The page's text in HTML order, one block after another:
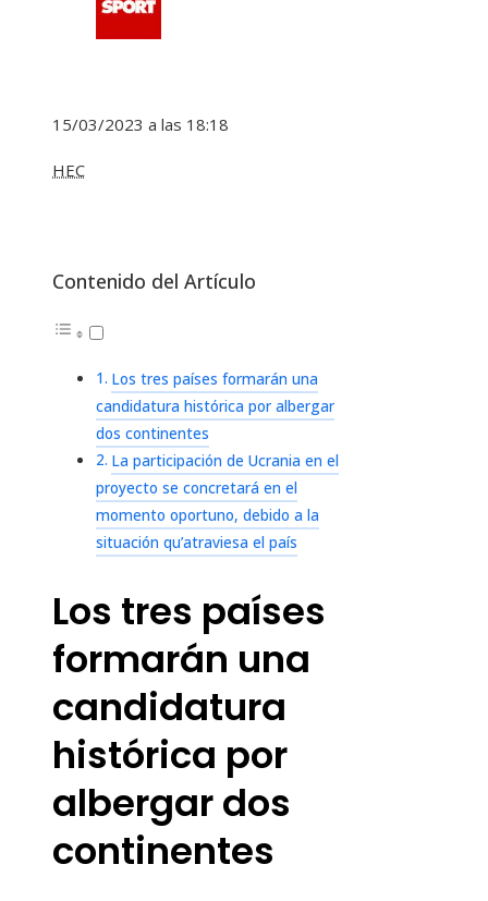
15/03/2023 a las 18:18
HEC
Contenido del Artículo
Los tres países formarán una
candidatura histórica por albergar
dos continentes
La participación de Ucrania en el
proyecto se concretará en el
momento oportuno, debido a la
situación qu’atraviesa el país
Los tres países
formarán una
candidatura
histórica por
albergar dos
continentes